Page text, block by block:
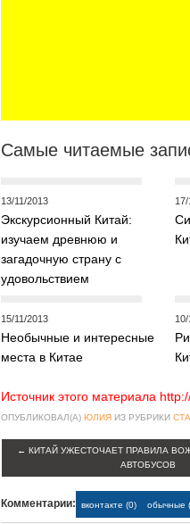
Самые читаемые
13/11/2013
Экскурсионный Китай:
изучаем древнюю и
загадочную страну с
удовольствием
15/11/2013
Необычные и интересные
места в Китае
Источник этого материала
ОПУБЛИКОВАЛ(А) ЮЛИЯ ИЗ РУБРИКИ
← КИТАЙ УЖЕСТОЧАЕТ ПРАВИЛА
АВТОБУСОВ
Комментарии: вконтакте (0) обычные